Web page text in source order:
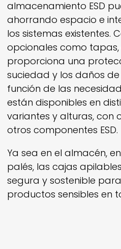
almacenamiento ESD
ahorrando espacio e
los sistemas existentes.
opcionales como
proporciona una
suciedad y los daños
función de las
están disponibles en
variantes y alturas, con
otros componentes ESD.
Ya sea en el almacén,
palés, las cajas
segura y sostenible
productos sensibles en